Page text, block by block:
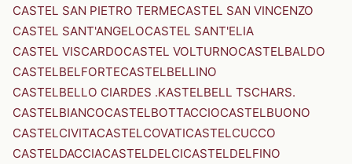
CASTEL SAN PIETRO TERMECASTEL SAN VINCENZO
CASTEL SANT'ANGELOCASTEL SANT'ELIA
CASTEL VISCARDOCASTEL VOLTURNOCASTELBALDO
CASTELBELFORTECASTELBELLINO
CASTELBELLO CIARDES .KASTELBELL TSCHARS.
CASTELBIANCOCASTELBOTTACCIOCASTELBUONO
CASTELCIVITACASTELCOVATICASTELCUCCO
CASTELDACCIACASTELDELCICASTELDELFINO